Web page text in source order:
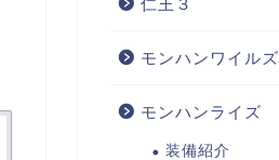
仁王３
モンハンワイルズ
モンハンライズ
装備紹介